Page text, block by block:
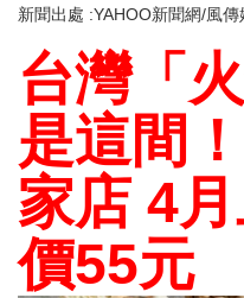
新聞出處 :YAHOO新聞網/
台灣「
是這間
家店 4
價55元